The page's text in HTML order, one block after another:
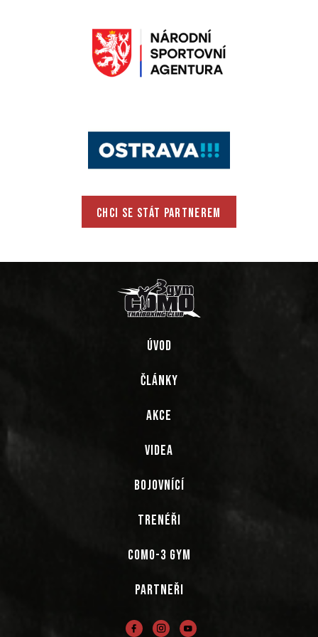
CHCI SE STÁT PARTNEREM
ÚVOD
ČLÁNKY
AKCE
VIDEA
BOJOVNÍCÍ
TRENÉŘI
COMO-3 GYM
PARTNEŘI